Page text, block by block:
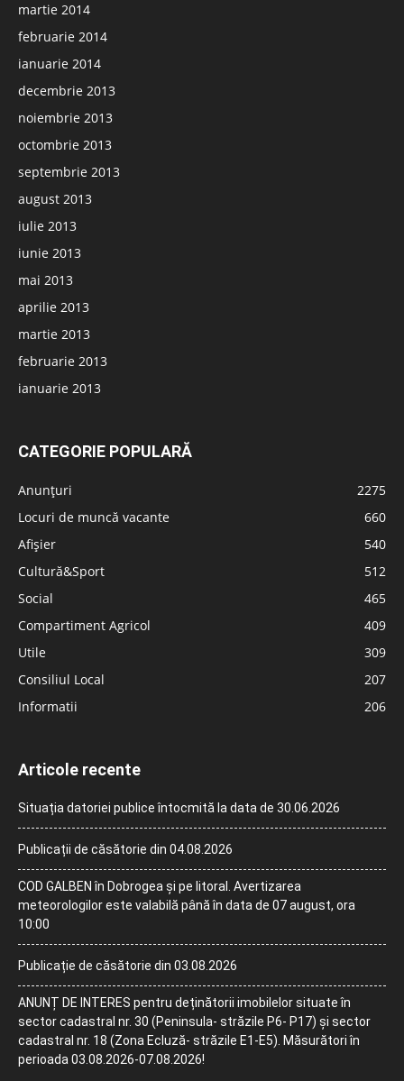
martie 2014
februarie 2014
ianuarie 2014
decembrie 2013
noiembrie 2013
octombrie 2013
septembrie 2013
august 2013
iulie 2013
iunie 2013
mai 2013
aprilie 2013
martie 2013
februarie 2013
ianuarie 2013
CATEGORIE POPULARĂ
Anunțuri
2275
Locuri de muncă vacante
660
Afișier
540
Cultură&Sport
512
Social
465
Compartiment Agricol
409
Utile
309
Consiliul Local
207
Informatii
206
Articole recente
Situația datoriei publice întocmită la data de 30.06.2026
Publicații de căsătorie din 04.08.2026
COD GALBEN în Dobrogea și pe litoral. Avertizarea
meteorologilor este valabilă până în data de 07 august, ora
10:00
Publicație de căsătorie din 03.08.2026
ANUNȚ DE INTERES pentru deținătorii imobilelor situate în
sector cadastral nr. 30 (Peninsula- străzile P6- P17) și sector
cadastral nr. 18 (Zona Ecluză- străzile E1-E5). Măsurători în
perioada 03.08.2026-07.08.2026!